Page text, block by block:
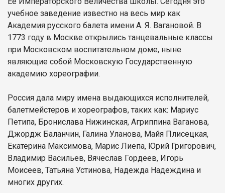
учебное заведение известно на весь мир как
Академия русского балета имени А. Я. Вагановой. В
1773 году в Москве открылись танцевальные классы
при Московском воспитательном доме, ныне
являющие собой Московскую Государственную
академию хореографии.
Россия дала миру имена выдающихся исполнителей,
балетмейстеров и хореографов, таких как: Мариус
Петипа, Бронислава Нижинская, Агриппина Ваганова,
Джордж Баланчин, Галина Уланова, Майя Плисецкая,
Екатерина Максимова, Марис Лиепа, Юрий Григорович,
Владимир Васильев, Вячеслав Гордеев, Игорь
Моисеев, Татьяна Устинова, Надежда Надеждина и
многих других.